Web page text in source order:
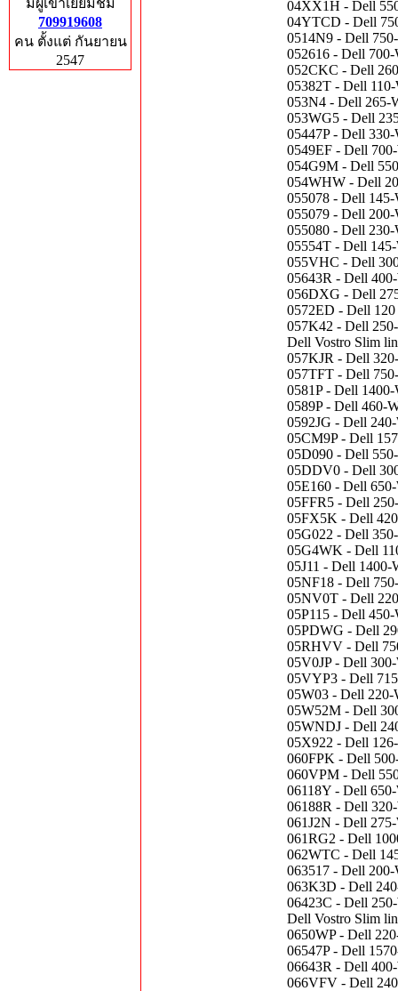
มีผู้เข้าเยี่ยมชม
709919608
คน ตั้งแต่ กันยายน
2547
04XX1H - Dell
04YTCD - Dell
0514N9 - Dell
052616 - Dell 700-
052CKC - Dell
05382T - Dell
053N4 - Dell 265-
053WG5 - Dell
05447P - Dell
0549EF - Dell
054G9M - Dell
054WHW - Dell
055078 - Dell
055079 - Dell
055080 - Dell
05554T - Dell
055VHC - Dell
05643R - Dell
056DXG - Dell
0572ED - Dell 120
057K42 - Dell
Dell Vostro Slim
057KJR - Dell
057TFT - Dell
0581P - Dell
0589P - Dell 460-
0592JG - Dell
05CM9P - Dell
05D090 - Dell
05DDV0 - Dell
05E160 - Dell
05FFR5 - Dell
05FX5K - Dell
05G022 - Dell
05G4WK - Dell
05J11 - Dell 1400-
05NF18 - Dell
05NV0T - Dell
05P115 - Dell
05PDWG - Dell
05RHVV - Dell
05V0JP - Dell
05VYP3 - Dell
05W03 - Dell 220-
05W52M - Dell
05WNDJ - Dell
05X922 - Dell
060FPK - Dell
060VPM - Dell
06118Y - Dell
06188R - Dell
061J2N - Dell
061RG2 - Dell
062WTC - Dell
063517 - Dell
063K3D - Dell
06423C - Dell
Dell Vostro Slim
0650WP - Dell
06547P - Dell
06643R - Dell
066VFV - Dell